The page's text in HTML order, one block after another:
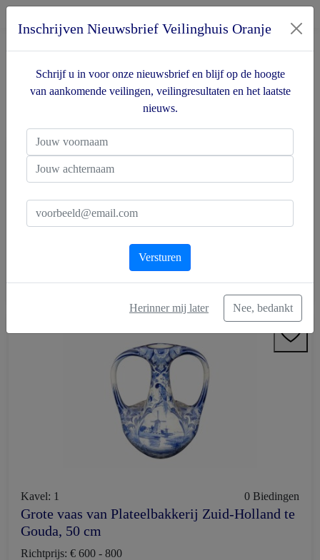
Catalogus
Antiek & Kunst
Design & Vintage
Aziatische kunst
Kavel: 1 0 Biedingen
Grote vaas van Plateelbakkerij Zuid-Holland te
Gouda, 50 cm
Richtprijs: € 600 - 800
Inschrijven Nieuwsbrief Veilinghuis Oranje
Schrijf u in voor onze nieuwsbrief en blijf op de hoogte
van aankomende veilingen, veilingresultaten en het laatste
nieuws.
Versturen
Herinner mij later Nee, bedankt